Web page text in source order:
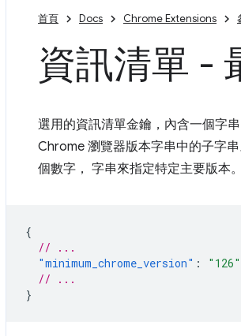
首頁 Docs Chrome Extensions
資訊清單 -
選用的資訊清單金鑰，內含一個字
Chrome 瀏覽器版本字串中的子字
個數字， 字串來指定特定主要版本。
{
// ...
"minimum_chrome_version" : "126"
// ...
}